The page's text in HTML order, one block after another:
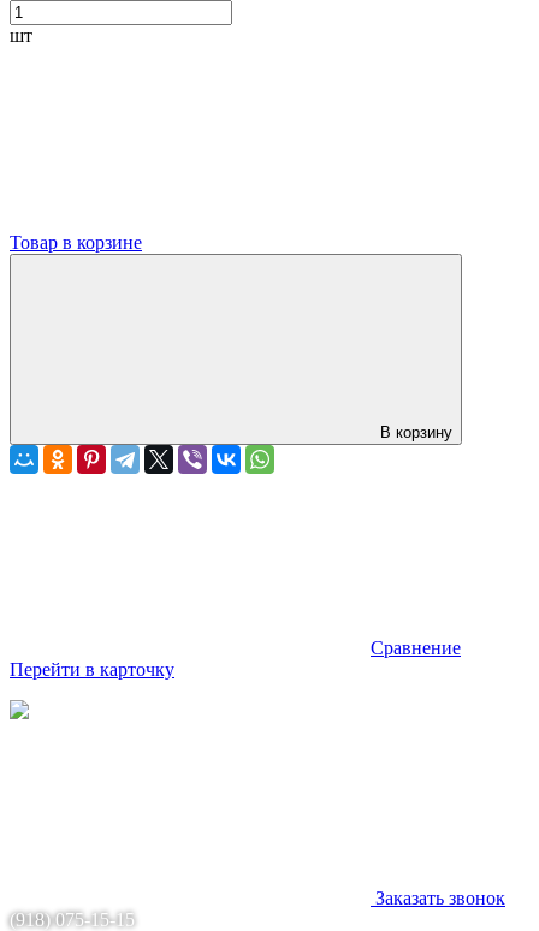
шт
Товар в корзине
В корзину
Сравнение
Перейти в карточку
Заказать звонок
(918) 075-15-15